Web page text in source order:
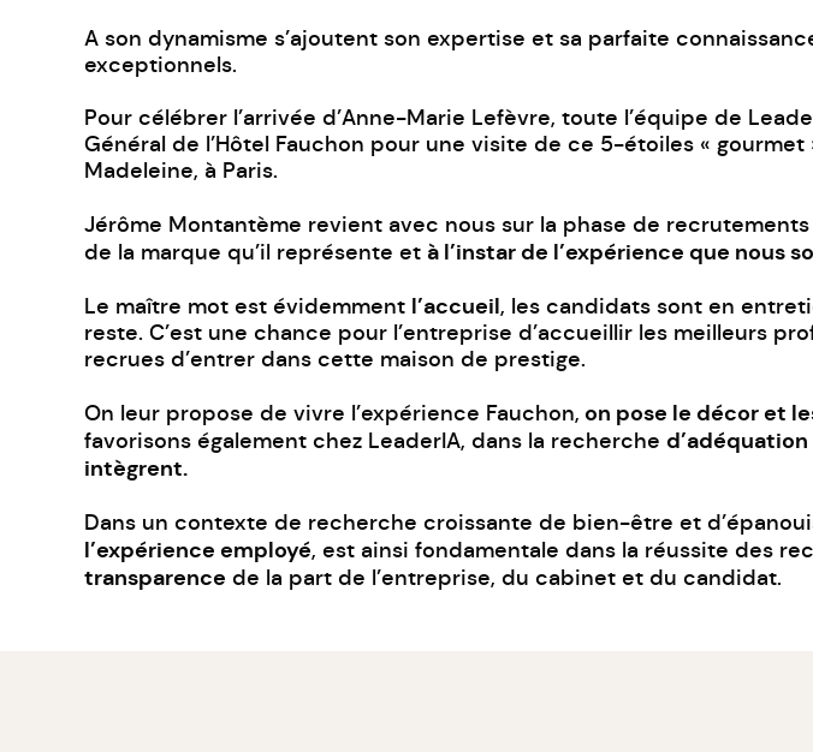
A son dynamisme s’ajoutent son expertise et sa parfaite
exceptionnels.
Pour célébrer l’arrivée d’Anne-Marie Lefèvre, toute l’équipe de
Général de l’Hôtel Fauchon pour une visite de ce 5-étoiles «
Madeleine, à Paris.
Jérôme Montantème revient avec nous sur la phase de
de la marque qu’il représente et à l’instar de l’expérience que nous
Le maître mot est évidemment l’accueil, les candidats sont en
reste. C’est une chance pour l’entreprise d’accueillir les meilleurs
recrues d’entrer dans cette maison de prestige.
On leur propose de vivre l’expérience Fauchon, on pose le décor et
favorisons également chez LeaderIA, dans la recherche
intègrent.
Dans un contexte de recherche croissante de bien-être et
l’expérience employé, est ainsi fondamentale dans la réussite des
transparence de la part de l’entreprise, du cabinet et du candidat.